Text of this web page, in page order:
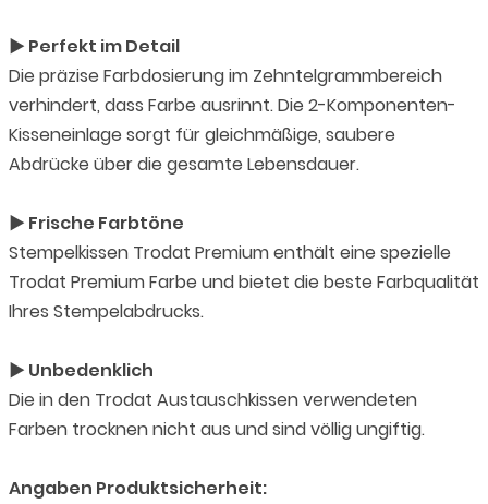
► Perfekt im Detail
Die präzise Farbdosierung im Zehntelgrammbereich
verhindert, dass Farbe ausrinnt. Die 2-Komponenten-
Kisseneinlage sorgt für gleichmäßige, saubere
Abdrücke über die gesamte Lebensdauer.
► Frische Farbtöne
Stempelkissen Trodat Premium enthält eine spezielle
Trodat Premium Farbe und bietet die beste Farbqualität
Ihres Stempelabdrucks.
► Unbedenklich
Die in den Trodat Austauschkissen verwendeten
Farben trocknen nicht aus und sind völlig ungiftig.
Angaben Produktsicherheit: